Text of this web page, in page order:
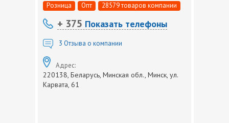
Розница Опт 28579 товаров компании
+ 375 Показать телефоны
3 Отзыва о компании
Адрес:
220138, Беларусь, Минская обл., Минск, ул.
Карвата, 61